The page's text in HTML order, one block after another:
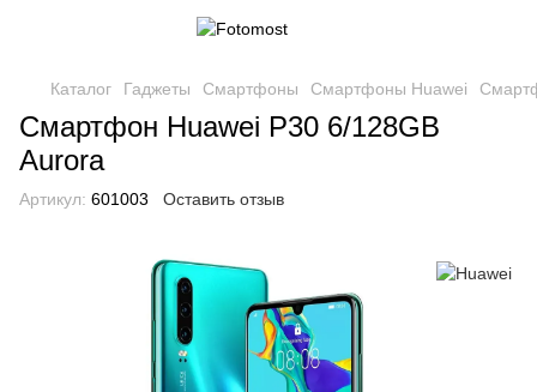
Каталог Гаджеты Смартфоны Смартфоны Huawei
Смартфон Huawei P30 6/128GB
Aurora
Артикул: 601003 Оставить отзыв